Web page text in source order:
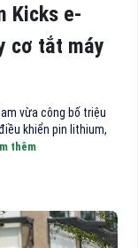
Kicks e-
cơ tắt máy
vừa công bố triệu
khiển pin lithium,
thêm